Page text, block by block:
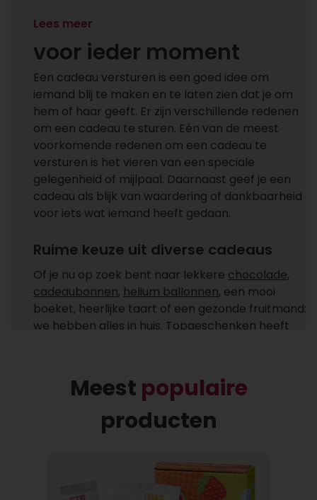
Een cadeau versturen
voor ieder moment
Een cadeau versturen is een goed idee om
iemand blij te maken en te laten zien dat je om
hem of haar geeft. Er zijn verschillende redenen
om een cadeau te sturen. Eén van de meest
voorkomende redenen om een cadeau te
versturen is het vieren van een speciale
gelegenheid of mijlpaal. Daarnaast geef je een
cadeau als blijk van waardering of dankbaarheid
voor iets wat iemand heeft gedaan.
Ruime keuze uit diverse cadeaus
Of je nu op zoek bent naar lekkere chocolade,
cadeaubonnen, helium ballonnen, een mooi
boeket, heerlijke taart of een gezonde fruitmand:
we hebben alles in huis. Topgeschenken heeft
heerlijke chocolade of combineer je het allebei
met een helium ballon uit ons ruime
Bij wie laat jij een cadeau bezorgen? Een cadeau
bezorgen bij één of meer ontvangers is niet
Lees meer
Meest populaire
producten